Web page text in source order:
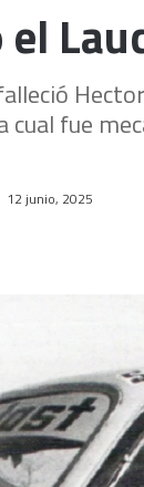
cual fue
12 junio, 2025